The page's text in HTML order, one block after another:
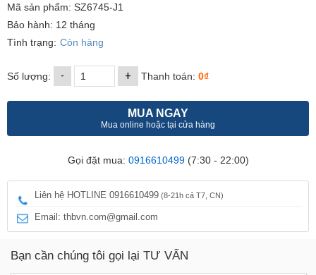
Mã sản phẩm: SZ6745-J1
Bảo hành: 12 tháng
Tình trạng: Còn hàng
Số lượng: - + Thanh toán: 0₫
MUA NGAY
Mua online hoặc tại cửa hàng
Gọi đặt mua: 0916610499(7:30 - 22:00)
Liên hệ HOTLINE 0916610499 (8-21h cả T7, CN)
Email: thbvn.com@gmail.com
Bạn cần chúng tôi gọi lại TƯ VẤN